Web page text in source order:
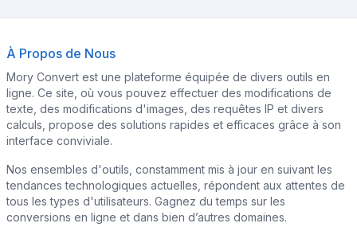
À Propos de Nous
Mory Convert est une plateforme équipée de divers outils en
ligne. Ce site, où vous pouvez effectuer des modifications de
texte, des modifications d'images, des requêtes IP et divers
calculs, propose des solutions rapides et efficaces grâce à son
interface conviviale.
Nos ensembles d'outils, constamment mis à jour en suivant les
tendances technologiques actuelles, répondent aux attentes de
tous les types d'utilisateurs. Gagnez du temps sur les
conversions en ligne et dans bien d’autres domaines.